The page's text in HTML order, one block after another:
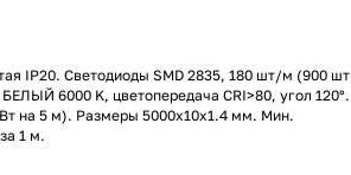
IP20. Светодиоды SMD 2835, 180 шт/м (900 шт
6000 K, цветопередача CRI>80, угол 120°.
на 5 м). Размеры 5000x10x1.4 мм. Мин.
1 м.